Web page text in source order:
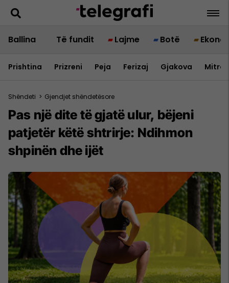
Ballina Të fundit Lajme Botë
Prishtina Prizreni Peja Ferizaj Gjakova
Shëndeti > Gjendjet shëndetësore
Pas një dite të gjatë ulur, bëjeni
patjetër këtë shtrirje: Ndihmon
shpinën dhe ijët